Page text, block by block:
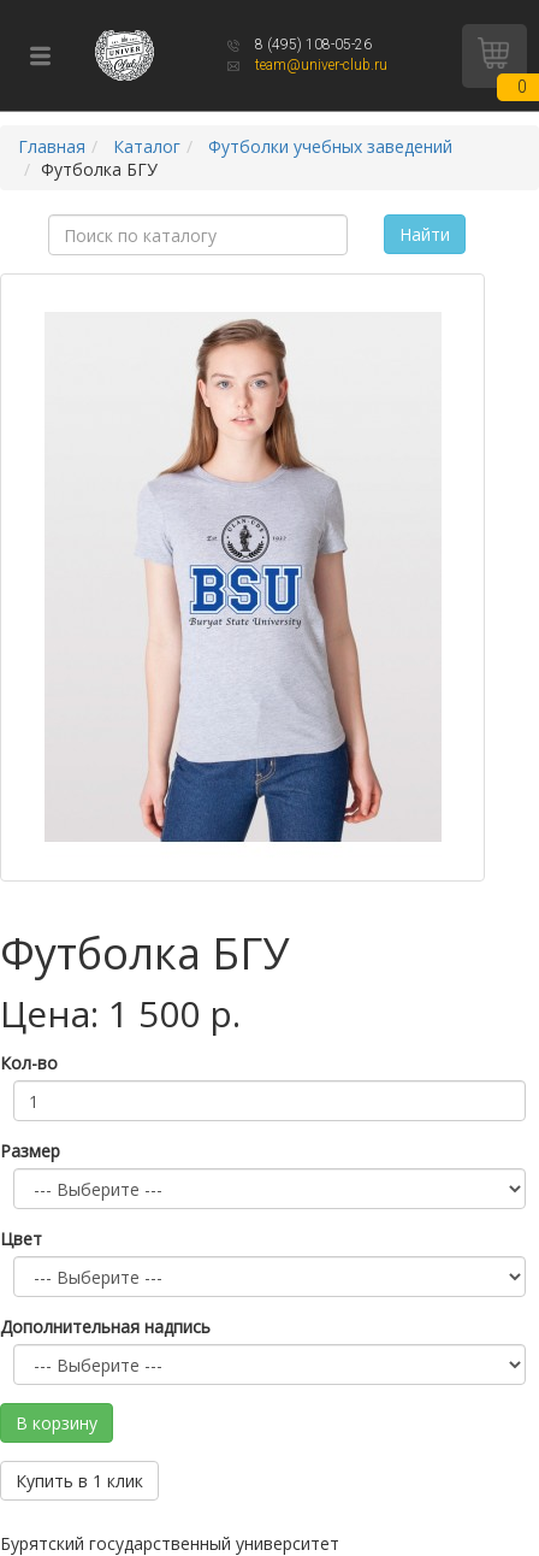
8 (495) 108-05-26
team@univer-club.ru
0
Главная Каталог
Футболки учебных заведений
Футболка БГУ
Найти
Футболка БГУ
Цена: 1 500 р.
Кол-во
Размер
Цвет
Дополнительная надпись
В корзину
Купить в 1 клик
Бурятский государственный университет